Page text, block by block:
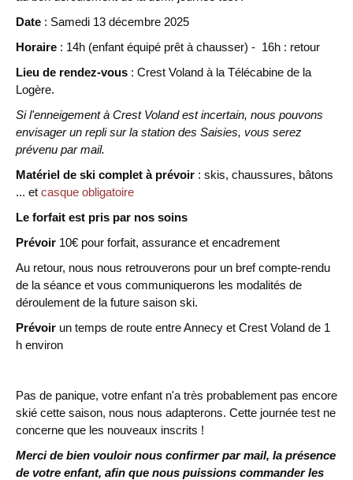
Date : Samedi 13 décembre 2025
Horaire : 14h (enfant équipé prêt à chausser) - 16h : retour
Lieu de rendez-vous : Crest Voland à la Télécabine de la
Logère.
Si l'enneigement à Crest Voland est incertain, nous pouvons
envisager un repli sur la station des Saisies, vous serez
prévenu par mail.
Matériel de ski complet à prévoir : skis, chaussures, bâtons
... et casque obligatoire
Le forfait est pris par nos soins
Prévoir 10€ pour forfait, assurance et encadrement
Au retour, nous nous retrouverons pour un bref compte-rendu
de la séance et vous communiquerons les modalités de
déroulement de la future saison ski.
Prévoir un temps de route entre Annecy et Crest Voland de 1
h environ
Pas de panique, votre enfant n'a très probablement pas encore
skié cette saison, nous nous adapterons. Cette journée test ne
concerne que les nouveaux inscrits !
Merci de bien vouloir nous confirmer par mail, la présence
de votre enfant, afin que nous puissions commander les